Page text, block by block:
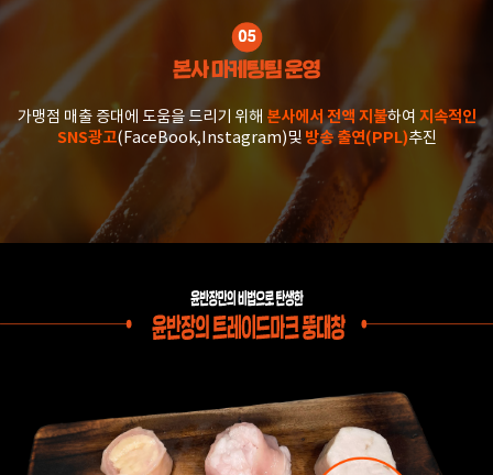
가맹점 매출 증대에 도움을 드리기 위해 본사에서 전액 지불하여 지속적인
SNS광고(FaceBook,Instagram)및 방송 출연(PPL)추진